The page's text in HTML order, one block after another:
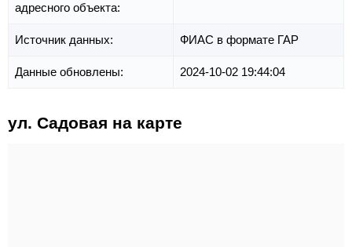
адресного объекта:
Источник данных: ФИАС в формате ГАР
Данные обновлены: 2024-10-02 19:44:04
ул. Садовая на карте